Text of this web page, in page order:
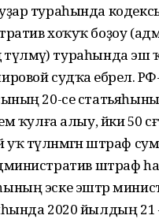
тураһында
хоҡуҡ боҙоу
түләмәү) тураһында эш
судҡа ебәрелә.
20-се
ҡулға алыу, йәки 50
түләнмәгән штраф
административ штраф
эске эштәр
2020 йылдың 21